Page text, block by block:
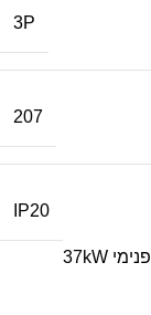
3P
207
IP20